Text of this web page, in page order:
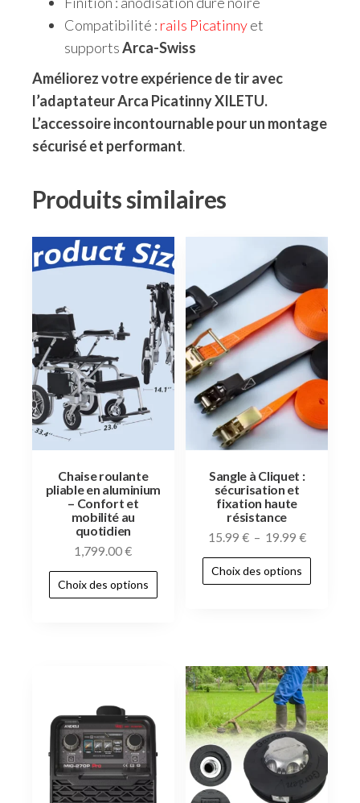
Compatibilité : rails Picatinnyet
supportsArca-Swiss
Améliorez votre expérience de tir avec
l’adaptateur Arca Picatinny XILETU.
L’accessoire incontournable pour un montage
sécurisé et performant.
Produits similaires
Chaise roulante
pliable en aluminium
– Confort et
mobilité au
quotidien
1,799.00€
Choix des options
Sangle à Cliquet :
sécurisation et
fixation haute
résistance
15.99 € – 19.99 €
Choix des options